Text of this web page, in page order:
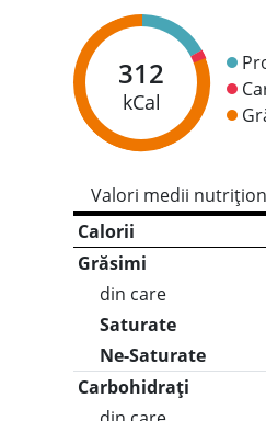
312
kCal
Valori medii
Calorii
Grăsimi
din care
Saturate
Ne-Saturate
Carbohidrați